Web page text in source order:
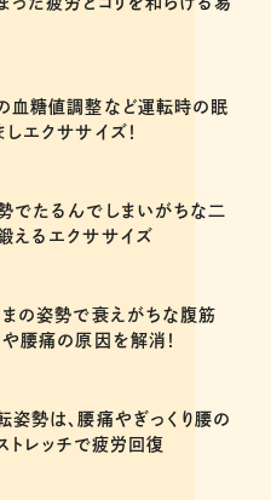
血糖値調整など運転時の眠
エクササイズ！
でたるんでしまいがちな二
えるエクササイズ
まの姿勢で衰えがちな腹筋
腰痛の原因を解消！
勢は、腰痛やぎっくり腰の
トレッチで疲労回復